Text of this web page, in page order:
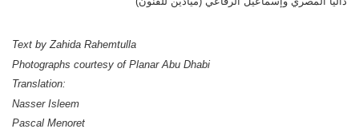
Text by Zahida Rahemtulla
Photographs courtesy of Planar Abu Dhabi
Translation:
Nasser Isleem
Pascal Menoret